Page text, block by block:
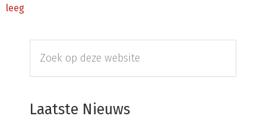
leeg
Primaire
Sidebar
deze
Laatste Nieuws